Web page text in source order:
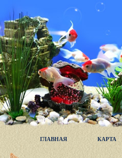
ГЛАВНАЯ КАРТА